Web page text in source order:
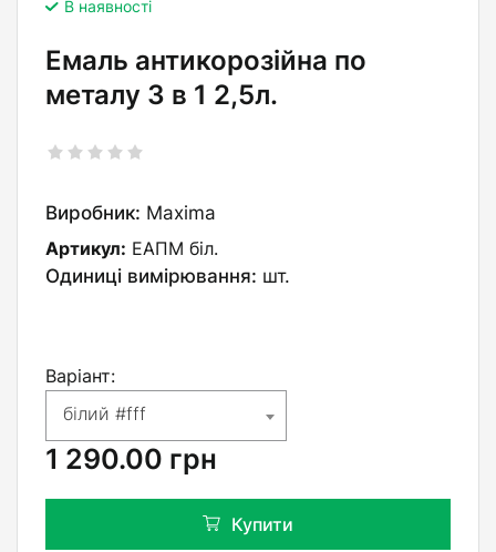
В наявності
Емаль антикорозійна по
металу 3 в 1 2,5л.
Виробник: Maxima
Артикул: ЕАПМ біл.
Одиниці вимірювання: шт.
Варіант:
білий #fff
1 290.00 грн
Купити